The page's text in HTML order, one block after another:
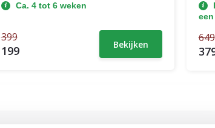
Ca. 4 tot 6 weken
399
199 Bekijken
649